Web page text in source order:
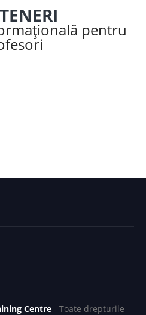
pentru
Centre - Toate drepturile